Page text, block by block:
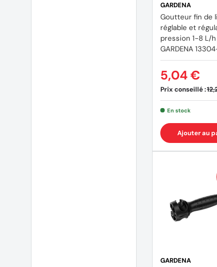
GARDENA
Goutteur fin de
réglable et
pression 1-8 L/h
GARDENA
Prix conseillé :
5,04 €
En stock
Ajouter au
GARDENA